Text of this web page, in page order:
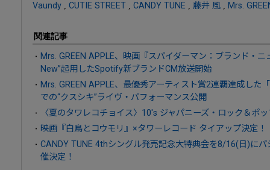
Vaundy CUTIE STREET CANDY TUNE 藤井 風 Mrs.
関連記事
Mrs. GREEN APPLE、映画『スパイダーマン：ブランド・
New”起用したSpotify新ブランドCM放送開始
Mrs. GREEN APPLE、最優秀アーティスト賞2連覇達成した
での“クスシキ”ライヴ・パフォーマンス公開
〈夏のタワレコチョイス〉10's ジャパニーズ・ロック＆ポ
映画『白鳥とコウモリ』×タワーレコード タイアップ決定！
CANDY TUNE 4thシングル発売記念大特典会を8/16(日)に
催決定！